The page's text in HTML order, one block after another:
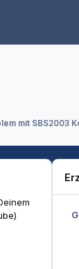
mit SBS2003